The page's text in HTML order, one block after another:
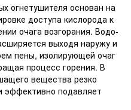
огнетушителя основан на
доступа кислорода к
очага возгорания. Водо-
выходя наружу и
пены, изолирующей очаг
процесс горения. В
вещества резко
эффективно подавляет